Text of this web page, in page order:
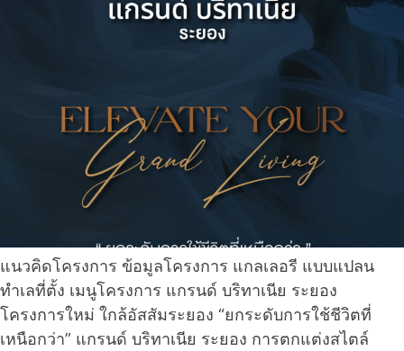
แนวคิดโครงการ ข้อมูลโครงการ แกลเลอรี แบบแปลน
ทำเลที่ตั้ง เมนูโครงการ แกรนด์ บริทาเนีย ระยอง
โครงการใหม่ ใกล้อัสสัมระยอง “ยกระดับการใช้ชีวิตที่
เหนือกว่า” แกรนด์ บริทาเนีย ระยอง การตกแต่งสไตล์